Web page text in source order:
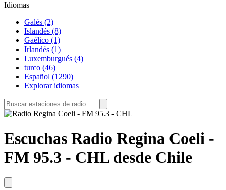
Idiomas
Galés (2)
Islandés (8)
Gaélico (1)
Irlandés (1)
Luxemburgués (4)
turco (46)
Español (1290)
Explorar idiomas
Escuchas Radio Regina Coeli -
FM 95.3 - CHL desde Chile